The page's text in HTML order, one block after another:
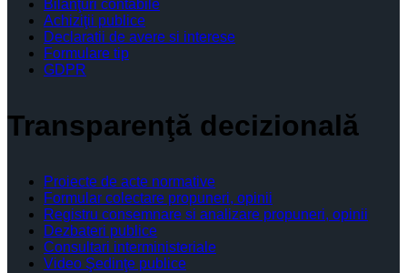
Bilanţuri contabile
Achiziţii publice
Declaratii de avere si interese
Formulare tip
GDPR
Transparenţă decizională
Proiecte de acte normative
Formular colectare propuneri, opinii
Registru consemnare si analizare propuneri, opinii
Dezbateri publice
Consultari interministeriale
Video Şedinţe publice